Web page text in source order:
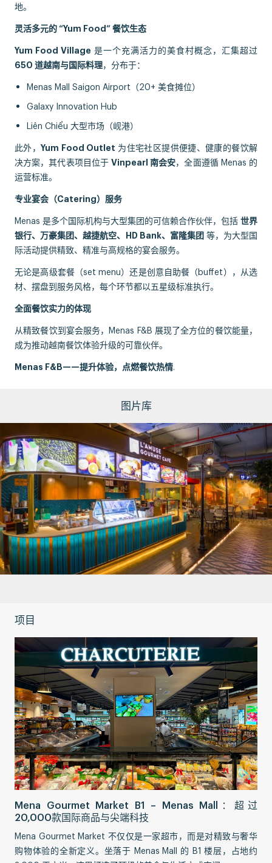
地。
灵活多元的 “Yum Food” 餐饮生态
Yum Food Village 是一个充满活力的美食村概念，汇集超过
650 道越南与国际料理，分布于：
Menas Mall Saigon Airport（20+ 美食摊位）
Galaxy Innovation Hub
Liên Chiểu 大型市场（岘港）
此外，Yum Food Outlet 为住宅社区提供便捷、健康的餐饮解
决方案，其代表项目位于Vinpearl 南会安，全面遵循 Menas 的
运营标准。
专业宴会（Catering）服务
Menas 是多个国际机构与大型集团的可信赖合作伙伴，包括 世界
银行、万豪集团、越捷航空、HD Bank、富隆集团等，为大型国
际活动提供精致、精准与高规格的宴会服务。
无论是高级套餐（set menu）还是创意自助餐（buffet），从选
材、摆盘到服务风格，每个环节都以五星级标准执行。
全面餐饮实力的体现
从精致餐饮到宴会服务，Menas F&B 展现了全方位的餐饮能量，
成为推动越南餐饮体验升级的可靠伙伴。
Menas F&B——提升体验，点燃餐饮热情.
图片库
项目
Mena Gourmet Market B1 – Menas Mall：超过
20,000款国际商品与尖端科技
Mena Gourmet Market 不仅仅是一家超市，而是对精致与奢华
购物体验的全新定义。坐落于 Menas Mall 的 B1 楼层，占地约